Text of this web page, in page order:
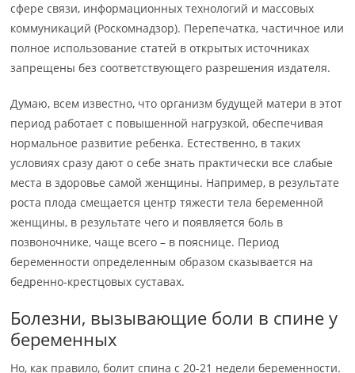
сфере связи, информационных технологий и массовых
коммуникаций (Роскомнадзор). Перепечатка, частичное или
полное использование статей в открытых источниках
запрещены без соответствующего разрешения издателя.
Думаю, всем известно, что организм будущей матери в этот
период работает с повышенной нагрузкой, обеспечивая
нормальное развитие ребенка. Естественно, в таких
условиях сразу дают о себе знать практически все слабые
места в здоровье самой женщины. Например, в результате
роста плода смещается центр тяжести тела беременной
женщины, в результате чего и появляется боль в
позвоночнике, чаще всего – в пояснице. Период
беременности определенным образом сказывается на
бедренно-крестцовых суставах.
Болезни, вызывающие боли в спине у
беременных
Но, как правило, болит спина с 20-21 недели беременности.